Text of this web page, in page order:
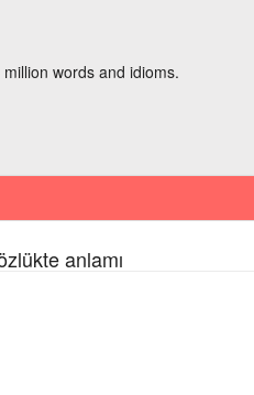
words and idioms.
anlamı